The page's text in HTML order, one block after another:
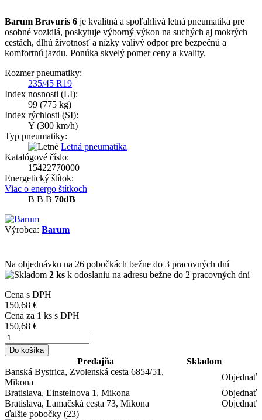
Barum Bravuris 6 je kvalitná a spoľahlivá letná pneumatika pre
osobné vozidlá, poskytuje výborný výkon na suchých aj mokrých
cestách, dlhú životnosť a nízky valivý odpor pre bezpečnú a
komfortnú jazdu. Ponúka skvelý pomer ceny a kvality.
Rozmer pneumatiky:
235/45 R19
Index nosnosti (LI):
99 (775 kg)
Index rýchlosti (SI):
Y (300 km/h)
Typ pneumatiky:
Letná pneumatika
Katalógové číslo:
15422770000
Energetický štítok:
Viac o energo štítkoch
B B B 70dB
Výrobca: Barum
Na objednávku na 26 pobočkách bežne do 3 pracovných dní
2 ks k odoslaniu na adresu bežne do 2 pracovných dní
Cena s DPH
150,68 €
Cena za 1 ks s DPH
150,68 €
Do košíka
Predajňa
Skladom
Banská Bystrica, Zvolenská cesta 6854/51,
Mikona
Objednať
Bratislava, Einsteinova 1, Mikona
Objednať
Bratislava, Lamačská cesta 73, Mikona
Objednať
ďalšie pobočky (23)